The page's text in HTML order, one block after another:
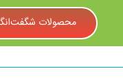
محصولات